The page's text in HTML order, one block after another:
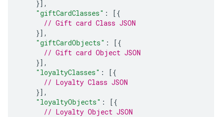
}],
"giftCardClasses" :
[{
// Gift card Class JSON
}],
"giftCardObjects" :
[{
// Gift card Object JSON
}],
"loyaltyClasses" :
[{
// Loyalty Class JSON
}],
"loyaltyObjects" :
[{
// Loyalty Object JSON